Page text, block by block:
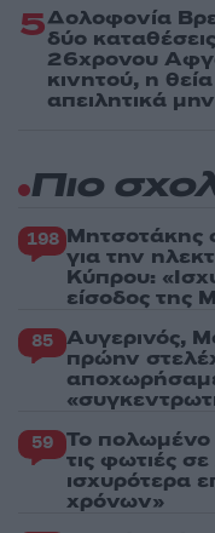
5Δολοφονία
δύο
26χρονου
κινητού, η
απειλητικά
Πιο
198 Μητσοτάκης
για την
Κύπρου:
είσοδος της
85 Αυγερινός,
πρώην
59 Το πολωμένο
τις φωτιές
ισχυρότερα
χρόνων»